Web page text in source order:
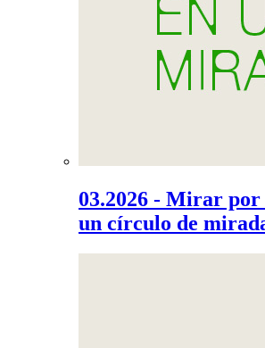
03.2026 - Mirar
un círculo de